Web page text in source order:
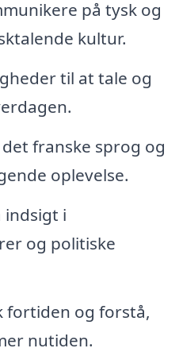
på tysk og
kultur.
til at tale og
det franske sprog og
oplevelse.
indsigt i
og politiske
fortiden og forstå,
nutiden.